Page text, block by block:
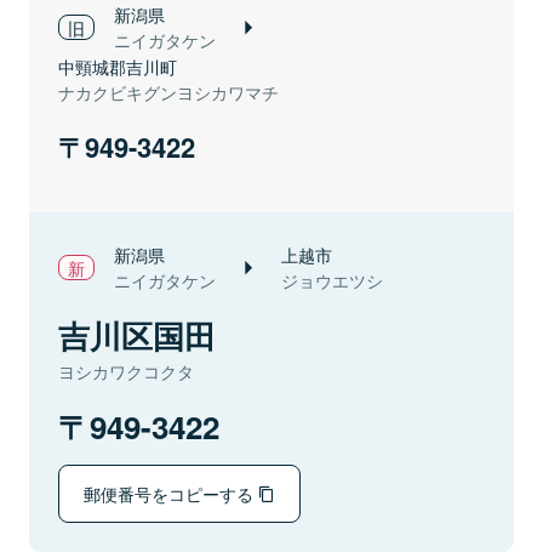
新潟県
ニイガタケン
中頸城郡吉川町
ナカクビキグンヨシカワマチ
949-3422
新潟県
ニイガタケン
上越市
ジョウエツシ
吉川区国田
ヨシカワクコクタ
949-3422
郵便番号をコピーする